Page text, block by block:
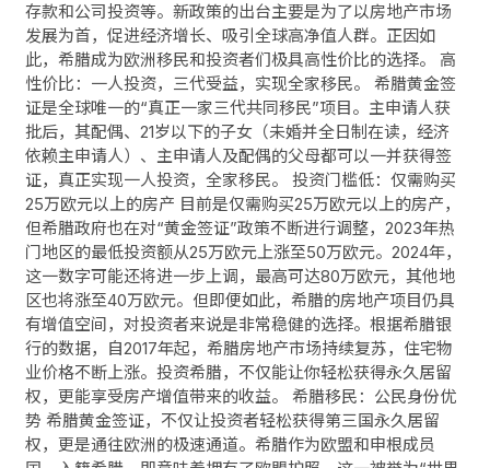
存款和公司投资等。新政策的出台主要是为了以房地产市场
发展为首，促进经济增长、吸引全球高净值人群。正因如
此，希腊成为欧洲移民和投资者们极具高性价比的选择。 高
性价比：一人投资，三代受益，实现全家移民。 希腊黄金签
证是全球唯一的“真正一家三代共同移民”项目。主申请人获
批后，其配偶、21岁以下的子女（未婚并全日制在读，经济
依赖主申请人）、主申请人及配偶的父母都可以一并获得签
证，真正实现一人投资，全家移民。 投资门槛低：仅需购买
25万欧元以上的房产 目前是仅需购买25万欧元以上的房产，
但希腊政府也在对“黄金签证”政策不断进行调整，2023年热
门地区的最低投资额从25万欧元上涨至50万欧元。2024年，
这一数字可能还将进一步上调，最高可达80万欧元，其他地
区也将涨至40万欧元。但即便如此，希腊的房地产项目仍具
有增值空间，对投资者来说是非常稳健的选择。根据希腊银
行的数据，自2017年起，希腊房地产市场持续复苏，住宅物
业价格不断上涨。投资希腊，不仅能让你轻松获得永久居留
权，更能享受房产增值带来的收益。 希腊移民：公民身份优
势 希腊黄金签证，不仅让投资者轻松获得第三国永久居留
权，更是通往欧洲的极速通道。希腊作为欧盟和申根成员